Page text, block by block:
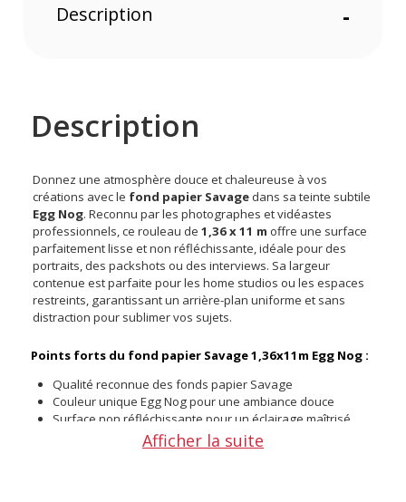
Description -
Description
Donnez une atmosphère douce et chaleureuse à vos
créations avec le fond papier Savage dans sa teinte subtile
Egg Nog. Reconnu par les photographes et vidéastes
professionnels, ce rouleau de1,36 x 11 m offre une surface
parfaitement lisse et non réfléchissante, idéale pour des
portraits, des packshots ou des interviews. Sa largeur
contenue est parfaite pour les home studios ou les espaces
restreints, garantissant un arrière-plan uniforme et sans
distraction pour sublimer vos sujets.
Points forts du fond papier Savage 1,36x11m Egg Nog :
Qualité reconnue des fonds papier Savage
Couleur unique Egg Nog pour une ambiance douce
Surface non réfléchissante pour un éclairage maîtrisé
Format polyvalent de 1,36 x 11 m
Idéal pour le portrait, la mode et le produit
Afficher la suite